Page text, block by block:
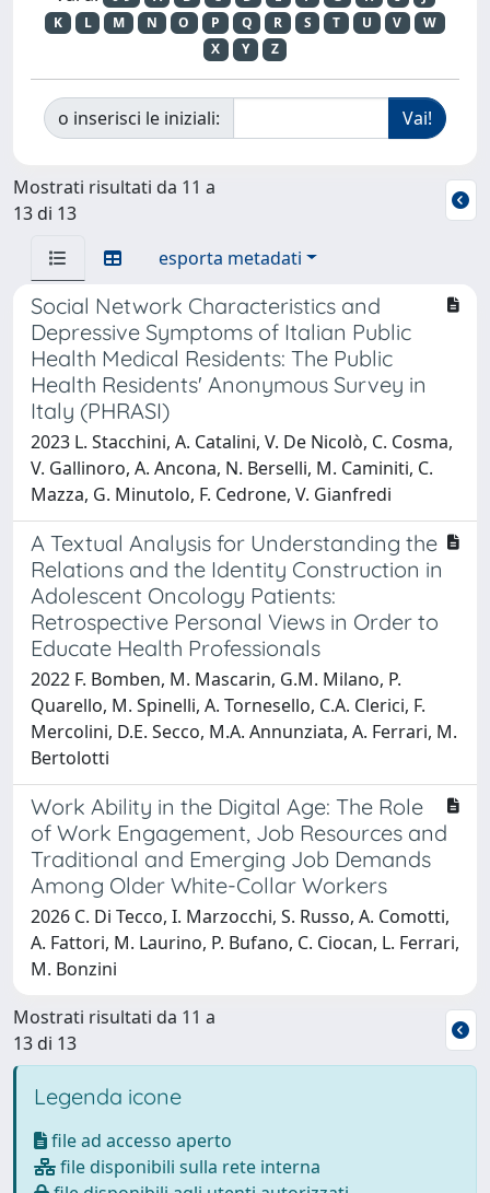
K
L M N O P Q R S T U V
W
X
Y Z
o inserisci le iniziali:
Mostrati risultati da 11 a
13 di 13
esporta metadati
Social Network Characteristics and
Depressive Symptoms of Italian Public
Health Medical Residents: The Public
Health Residents' Anonymous Survey in
Italy (PHRASI)
2023 L. Stacchini, A. Catalini, V. De Nicolò, C. Cosma,
V. Gallinoro, A. Ancona, N. Berselli, M. Caminiti, C.
Mazza, G. Minutolo, F. Cedrone, V. Gianfredi
A Textual Analysis for Understanding the
Relations and the Identity Construction in
Adolescent Oncology Patients:
Retrospective Personal Views in Order to
Educate Health Professionals
2022 F. Bomben, M. Mascarin, G.M. Milano, P.
Quarello, M. Spinelli, A. Tornesello, C.A. Clerici, F.
Mercolini, D.E. Secco, M.A. Annunziata, A. Ferrari, M.
Bertolotti
Work Ability in the Digital Age: The Role
of Work Engagement, Job Resources and
Traditional and Emerging Job Demands
Among Older White-Collar Workers
2026 C. Di Tecco, I. Marzocchi, S. Russo, A. Comotti,
A. Fattori, M. Laurino, P. Bufano, C. Ciocan, L. Ferrari,
M. Bonzini
Mostrati risultati da 11 a
13 di 13
Legenda icone
file ad accesso aperto
file disponibili sulla rete interna